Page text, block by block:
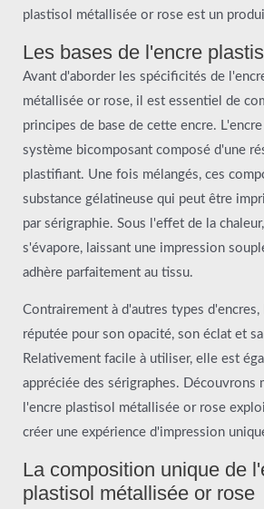
plastisol métallisée or rose est un
Les bases de l'encre
Avant d'aborder les spécificités de
métallisée or rose, il est essentiel de
principes de base de cette encre.
système bicomposant composé d'une
plastifiant. Une fois mélangés, ces
substance gélatineuse qui peut être
par sérigraphie. Sous l'effet de la
s'évapore, laissant une impression
adhère parfaitement au tissu.
Contrairement à d'autres types
réputée pour son opacité, son éclat et
Relativement facile à utiliser, elle est
appréciée des sérigraphes. Découvrons
l'encre plastisol métallisée or rose
créer une expérience d'impression
La composition unique de
plastisol métallisée or rose